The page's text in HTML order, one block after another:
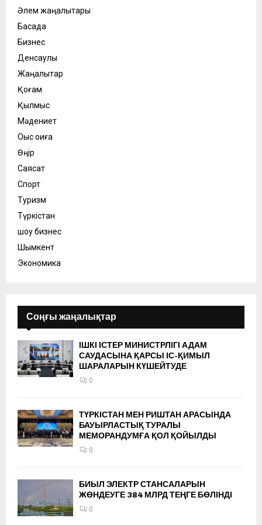
Әлем жаңалықтары
Басқада
Бизнес
Денсаулық
Жаңалықтар
Қоғам
Қылмыс
Мәдениет
Оқыс оқиға
Өңір
Саясат
Спорт
Туризм
Түркістан
шоу бизнес
Шымкент
Экономика
Соңғы жаңалықтар
ІШКІ ІСТЕР МИНИСТРЛІГІ АДАМ
САУДАСЫНА ҚАРСЫ ІС-ҚИМЫЛ
ШАРАЛАРЫН КҮШЕЙТУДЕ
0
ТҮРКІСТАН МЕН РИШТАН АРАСЫНДА
БАУЫРЛАСТЫҚ ТУРАЛЫ
МЕМОРАНДУМҒА ҚОЛ ҚОЙЫЛДЫ
0
БИЫЛ ЭЛЕКТР СТАНСАЛАРЫН
ЖӨНДЕУГЕ 384 МЛРД ТЕҢГЕ БӨЛІНДІ
0